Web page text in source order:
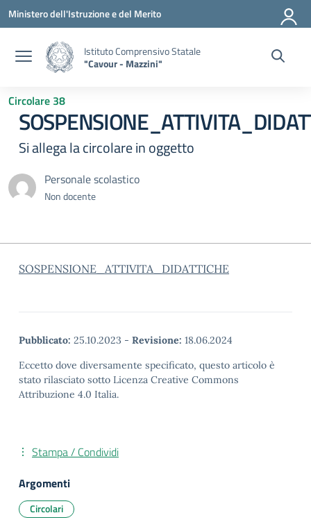
Vai ai contenuti
Vai al menu di navigazione
Vai al footer
Ministero dell'Istruzione e del Merito
Istituto Comprensivo Statale
"Cavour - Mazzini"
Circolare 38
Si allega la circolare in oggetto
Personale scolastico
Non docente
SOSPENSIONE_ATTIVITA_DIDATTICHE
Pubblicato: 25.10.2023 - Revisione: 18.06.2024
Eccetto dove diversamente specificato, questo articolo è
stato rilasciato sotto Licenza Creative Commons
Attribuzione 4.0 Italia.
Stampa / Condividi
Argomenti
Circolari